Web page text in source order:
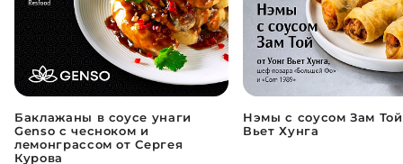
Баклажаны в соусе унаги
Genso с чесноком и
лемонграссом от Сергея
Курова
Нэмы с соусом Зам Той
Вьет Хунга